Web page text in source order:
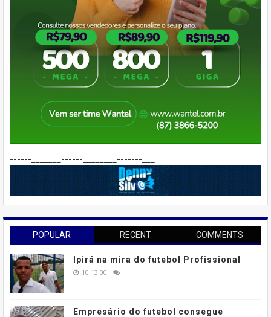
------_______------________-------___
POPULAR RECENT COMMENTS
Ipirá na mira do futebol Profissional
10:13:00
Empresário do futebol consegue